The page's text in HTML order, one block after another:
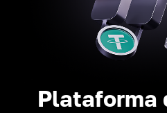
Plataforma